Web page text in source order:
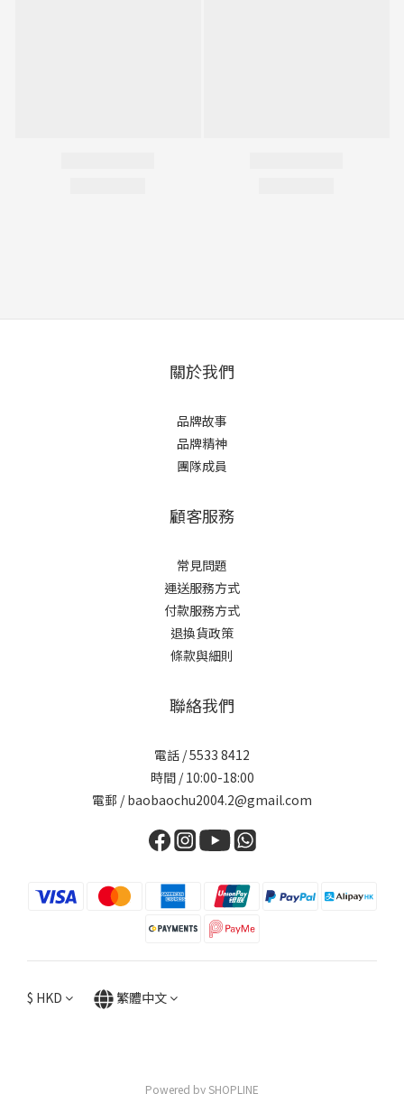
關於我們
品牌故事
品牌精神
團隊成員
顧客服務
常見問題
運送服務方式
付款服務方式
退換貨政策
條款與細則
聯絡我們
電話 / 5533 8412
時間 / 10:00-18:00
電郵 / baobaochu2004.2@gmail.com
$ HKD 繁體中文
Powered by SHOPLINE